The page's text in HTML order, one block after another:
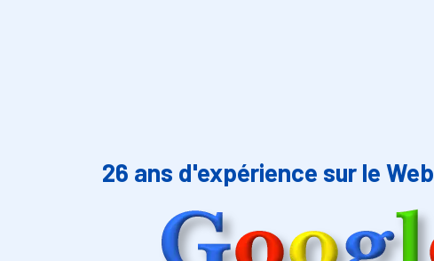
26 ans d'expérience sur le Web